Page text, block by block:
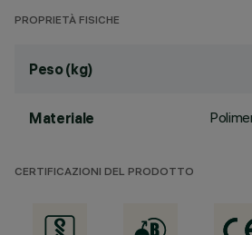
PROPRIETÀ FISICHE
Peso (kg)
Materiale
CERTIFICAZIONI DEL PRODOTTO